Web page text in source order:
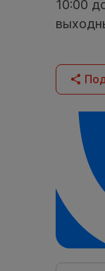
10:00